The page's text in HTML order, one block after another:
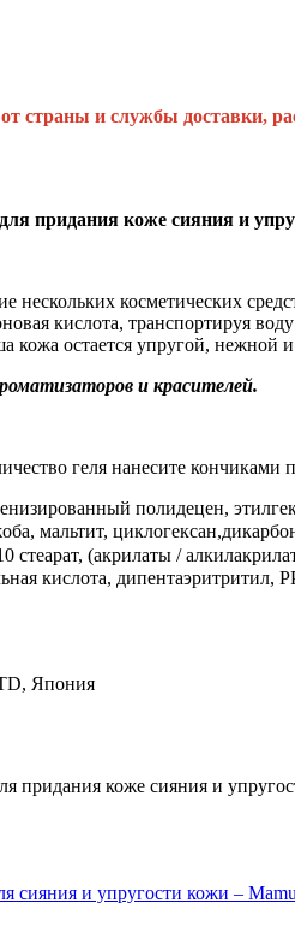
страны и службы доставки,
придания коже сияния и
нескольких косметических
кислота, транспортируя
кожа остается упругой, нежной и
и красителей.
геля нанесите
полидецен,
мальтит,
стеарат, (акрилаты /
кислота,
Япония
придания коже сияния и
сияния и упругости кожи –